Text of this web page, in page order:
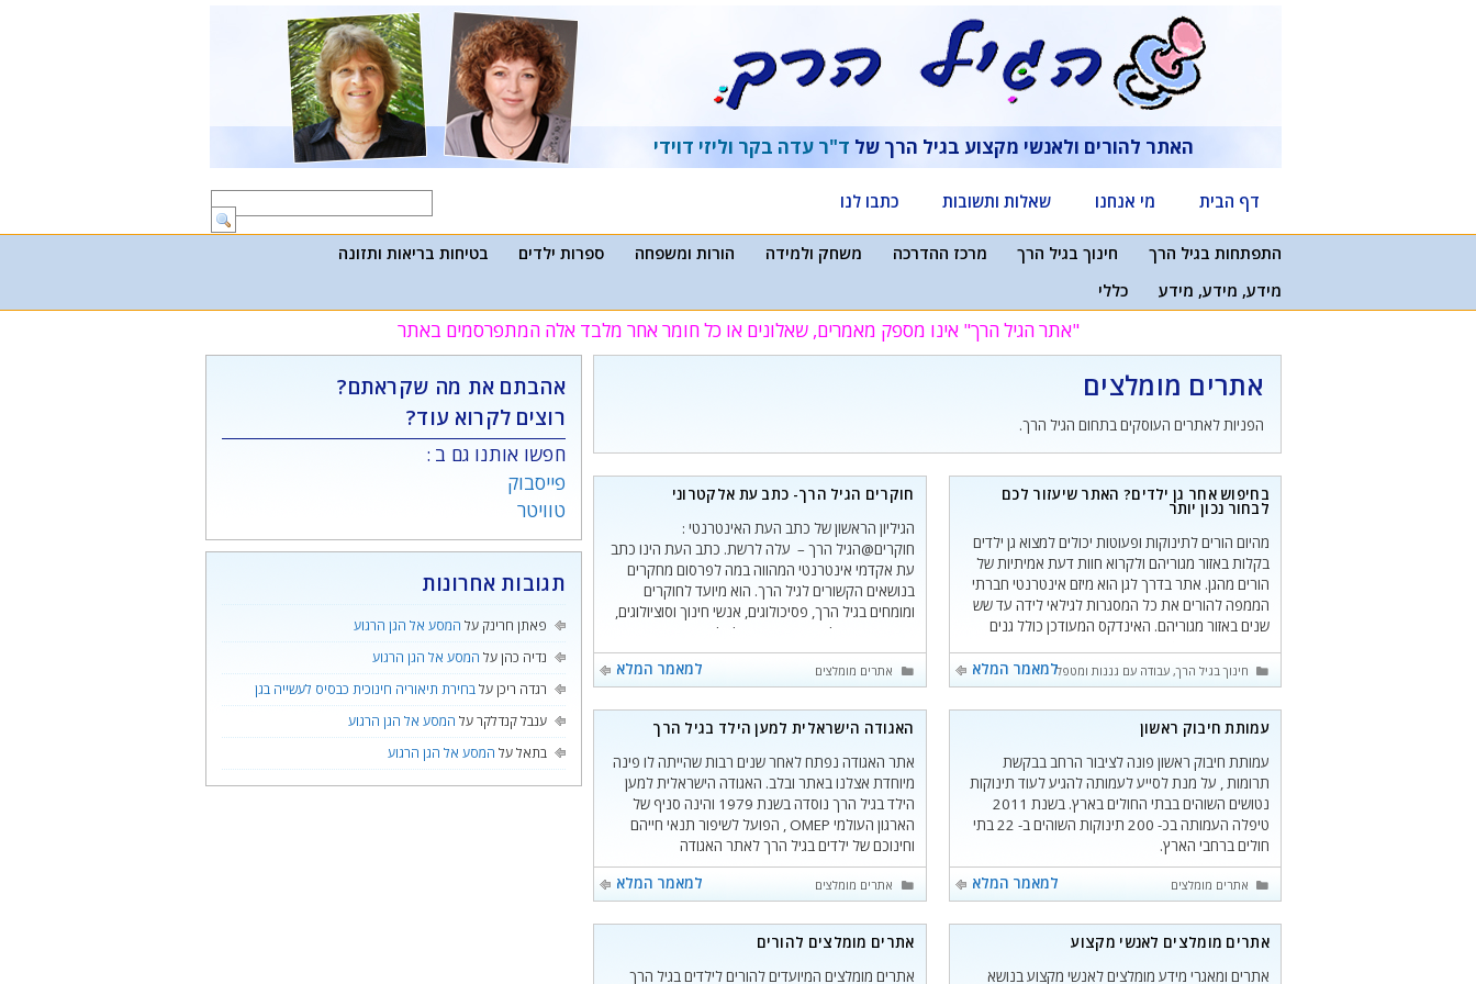
האתר להורים ולאנשי מקצוע בגיל הרך של ד"ר עדה בקר וליזי דוידי
דף הבית מי אנחנו שאלות ותשובות כתבו לנו
התפתחות בגיל הרך חינוך בגיל הרך מרכז ההדרכה משחק ולמידה הורות ומשפחה ספרות ילדים
בטיחות בריאות ותזונה
מידע, מידע, מידע
כללי
"אתר הגיל הרך" אינו מספק מאמרים, שאלונים או כל חומר אחר מלבד אלה המתפרסמים באתר
אתרים מומלצים
הפניות לאתרים העוסקים בתחום הגיל הרך.
בחיפוש אחר גן ילדים? האתר שיעזור לכם
לבחור נכון יותר
מהיום הורים לתינוקות ופעוטות יכולים למצוא גן ילדים
בקלות באזור מגוריהם ולקרוא חוות דעת אמיתיות של
הורים מהגן. אתר בדרך לגן הוא מיזם אינטרנטי חברתי
הממפה להורים את כל המסגרות לגילאי לידה עד שש
שנים באזור מגוריהם. האינדקס המעודכן כולל גנים
על שיתוף מידע בין הורים מכל חלקי
למאמר המלא קטגוריות
חינוך בגיל הרך,עבודה עם גננות ומטפלות בגיל הרך,אתרים מומלצים
חוקרים הגיל הרך- כתב עת אלקטרוני
הגיליון הראשון של כתב העת האינטרנטי :
חוקרים@הגיל הרך – עלה לרשת. כתב העת הינו כתב
עת אקדמי אינטרנטי המהווה במה לפרסום מחקרים
בנושאים הקשורים לגיל הרך. הוא מיועד לחוקרים
ומומחים בגיל הרך, פסיכולוגים, אנשי חינוך וסוציולוגים,
מפקחים ומנהלי מערכות חינוך לגיל הרך, גננות
ומתכשרים להוראה ולכול הנוצרים בליבם אהבה לילד
הרך. ניתן
למאמר המלא קטגוריות
אתרים מומלצים
עמותת חיבוק ראשון
עמותת חיבוק ראשון פונה לציבור הרחב בבקשת
תרומות , על מנת לסייע לעמותה להגיע לעוד תינוקות
נטושים השוהים בבתי החולים בארץ. בשנת 2011
טיפלה העמותה בכ- 200 תינוקות השוהים ב- 22 בתי
חולים ברחבי הארץ.
למאמר המלא
קטגוריות
אתרים מומלצים
האגודה הישראלית למען הילד בגיל הרך
אתר האגודה נפתח לאחר שנים רבות שהייתה לו פינה
מיוחדת אצלנו באתר ובלב. האגודה הישראלית למען
הילד בגיל הרך נוסדה בשנת 1979 והינה סניף של
הארגון העולמי OMEP , הפועל לשיפור תנאי חייהם
וחינוכם של ילדים בגיל הרך לאתר האגודה
למאמר המלא
קטגוריות
אתרים מומלצים
אתרים מומלצים לאנשי מקצוע
אתרים ומאגרי מידע מומלצים לאנשי מקצוע בנושא
אתרים מומלצים להורים
אתרים מומלצים המיועדים להורים לילדים בגיל הרך
אהבתם את מה שקראתם?
רוצים לקרוא עוד?
חפשו אותנו גם ב :
פייסבוק
טוויטר
תגובות אחרונות
פאתן חרינק על המסע אל הגן הרגוע
נדיה כהןעל המסע אל הגן הרגוע
רגדה ריכןעלבחירת תיאוריה חינוכית כבסיס לעשייה בגן
ענבל קנדלקרעל המסע אל הגן הרגוע
בתאלעל המסע אל הגן הרגוע